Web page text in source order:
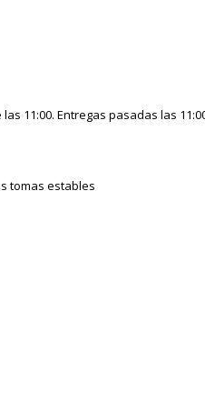
11:00. Entregas pasadas las
tomas estables